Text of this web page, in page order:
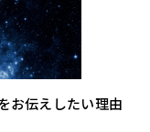
お伝えしたい理由